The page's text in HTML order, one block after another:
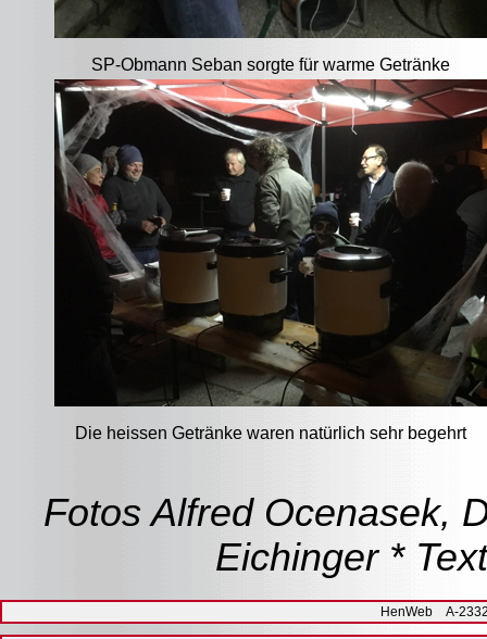
SP-Obmann Seban sorgte für warme Getränke
Die heissen Getränke waren natürlich sehr begehrt
Fotos Alfred Ocenasek,
Eichinger *
HenWeb A-